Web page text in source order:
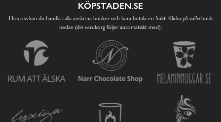
KÖPSTADEN.SE
Hos oss kan du handla i alla anslutna butiker och bara betala en frakt. Klicka på valfri butik
nedan (din varukorg följer automatiskt med):